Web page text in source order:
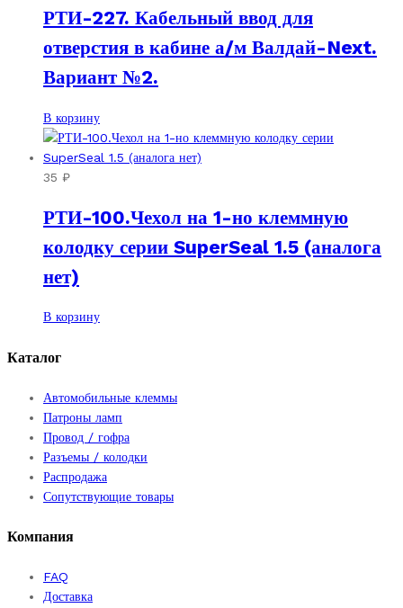
РТИ-227. Кабельный ввод для
отверстия в кабине а/м Валдай-Next.
Вариант №2.
В корзину
35 ₽
РТИ-100.Чехол на 1-но клеммную
колодку серии SuperSeal 1.5 (аналога
нет)
В корзину
Каталог
Автомобильные клеммы
Патроны ламп
Провод / гофра
Разъемы / колодки
Распродажа
Сопутствующие товары
Компания
FAQ
Доставка